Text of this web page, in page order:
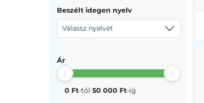
Beszélt idegen nyelv
Válassz nyelvet
Ár
0 Ft-tól 50 000 Ft-ig